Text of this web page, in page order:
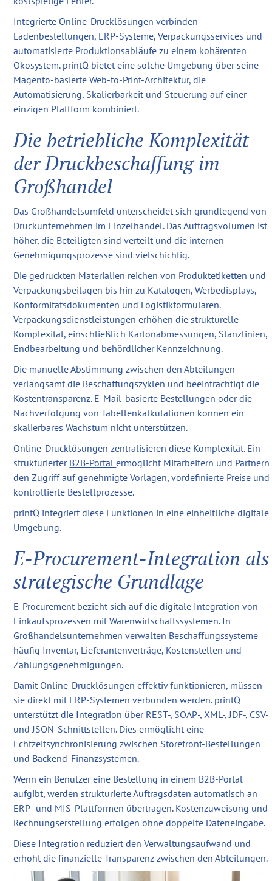
Integrierte Online-Drucklösungen verbinden
Ladenbestellungen, ERP-Systeme, Verpackungsservices und
automatisierte Produktionsabläufe zu einem kohärenten
Ökosystem. printQ bietet eine solche Umgebung über seine
Magento-basierte Web-to-Print-Architektur, die
Automatisierung, Skalierbarkeit und Steuerung auf einer
einzigen Plattform kombiniert.
Die betriebliche Komplexität
der Druckbeschaffung im
Großhandel
Das Großhandelsumfeld unterscheidet sich grundlegend von
Druckunternehmen im Einzelhandel. Das Auftragsvolumen ist
höher, die Beteiligten sind verteilt und die internen
Genehmigungsprozesse sind vielschichtig.
Die gedruckten Materialien reichen von Produktetiketten und
Verpackungsbeilagen bis hin zu Katalogen, Werbedisplays,
Konformitätsdokumenten und Logistikformularen.
Verpackungsdienstleistungen erhöhen die strukturelle
Komplexität, einschließlich Kartonabmessungen, Stanzlinien,
Endbearbeitung und behördlicher Kennzeichnung.
Die manuelle Abstimmung zwischen den Abteilungen
verlangsamt die Beschaffungszyklen und beeinträchtigt die
Kostentransparenz. E-Mail-basierte Bestellungen oder die
Nachverfolgung von Tabellenkalkulationen können ein
skalierbares Wachstum nicht unterstützen.
Online-Drucklösungen zentralisieren diese Komplexität. Ein
strukturierter B2B-Portalermöglicht Mitarbeitern und Partnern
den Zugriff auf genehmigte Vorlagen, vordefinierte Preise und
kontrollierte Bestellprozesse.
printQ integriert diese Funktionen in eine einheitliche digitale
Umgebung.
E-Procurement-Integration als
strategische Grundlage
E-Procurement bezieht sich auf die digitale Integration von
Einkaufsprozessen mit Warenwirtschaftssystemen. In
Großhandelsunternehmen verwalten Beschaffungssysteme
häufig Inventar, Lieferantenverträge, Kostenstellen und
Zahlungsgenehmigungen.
Damit Online-Drucklösungen effektiv funktionieren, müssen
sie direkt mit ERP-Systemen verbunden werden. printQ
unterstützt die Integration über REST-, SOAP-, XML-, JDF-, CSV-
und JSON-Schnittstellen. Dies ermöglicht eine
Echtzeitsynchronisierung zwischen Storefront-Bestellungen
und Backend-Finanzsystemen.
Wenn ein Benutzer eine Bestellung in einem B2B-Portal
aufgibt, werden strukturierte Auftragsdaten automatisch an
ERP- und MIS-Plattformen übertragen. Kostenzuweisung und
Rechnungserstellung erfolgen ohne doppelte Dateneingabe.
Diese Integration reduziert den Verwaltungsaufwand und
erhöht die finanzielle Transparenz zwischen den Abteilungen.